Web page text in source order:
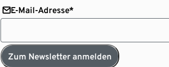
E-Mail-Adresse*
Zum Newsletter anmelden